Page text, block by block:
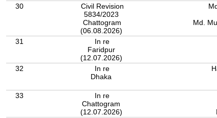
30
Civil Revision
5834/2023
Chattogram
(06.08.2026)
Md.
31
In re
Faridpur
(12.07.2026)
32
In re
Dhaka
33
In re
Chattogram
(12.07.2026)